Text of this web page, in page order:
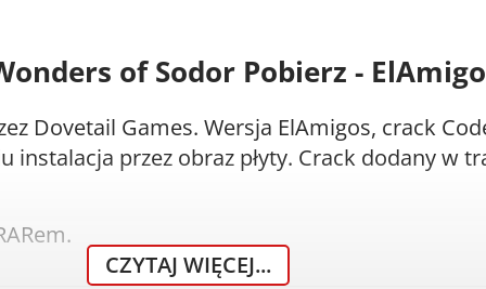
of Sodor Pobierz -
Dovetail Games. Wersja ElAmigos, crack
instalacja przez obraz płyty. Crack dodany w
CZYTAJ WIĘCEJ...